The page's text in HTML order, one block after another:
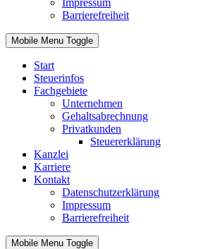
Impressum
Barrierefreiheit
Mobile Menu Toggle
Start
Steuerinfos
Fachgebiete
Unternehmen
Gehaltsabrechnung
Privatkunden
Steuererklärung
Kanzlei
Karriere
Kontakt
Datenschutzerklärung
Impressum
Barrierefreiheit
Mobile Menu Toggle